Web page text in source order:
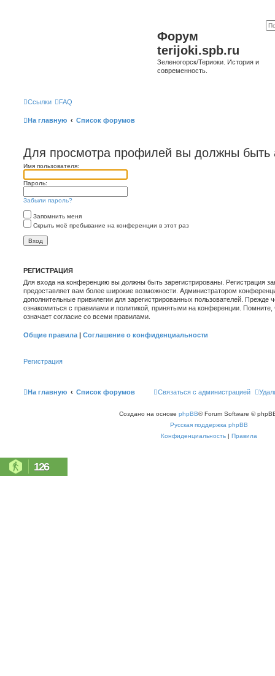
Форум
terijoki.spb.ru
Зеленогорск/Териоки. История и
современность.
Ссылки FAQ
На главную Список форумов
Для просмотра профилей вы должны быть
Имя пользователя:
Пароль:
Забыли пароль?
Запомнить меня
Скрыть моё пребывание на конференции в этот раз
РЕГИСТРАЦИЯ
Для входа на конференцию вы должны быть зарегистрированы. Регистрация
предоставляет вам более широкие возможности. Администратором
дополнительные привилегии для зарегистрированных пользователей. Прежде
ознакомиться с правилами и политикой, принятыми на конференции.
означает согласие со всеми правилами.
Общие правила | Соглашение о конфиденциальности
Регистрация
На главную Список форумов Связаться с администрацией
Создано на основе phpBB® Forum Software ©
Русская поддержка phpBB
Конфиденциальность | Правила
126